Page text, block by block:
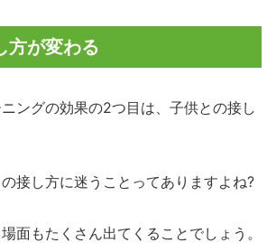
方が変わる
ングの効果の2つ目は、子供との接し
接し方に迷うことってありますよね?
面もたくさん出てくることでしょう。